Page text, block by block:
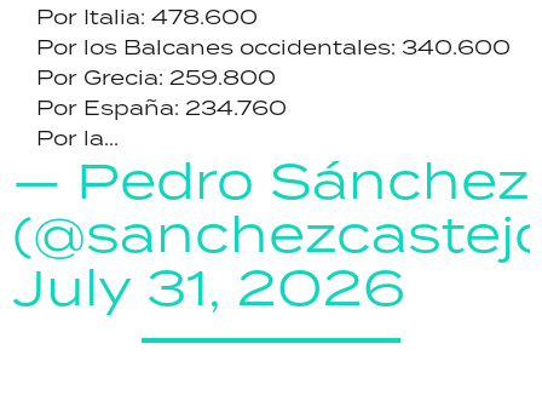
Por Italia: 478.600
Por los Balcanes occidentales: 340.600
Por Grecia: 259.800
Por España: 234.760
Por la...
— Pedro Sánchez
July 31, 2026